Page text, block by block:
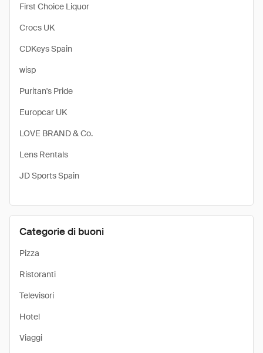
First Choice Liquor
Crocs UK
CDKeys Spain
wisp
Puritan's Pride
Europcar UK
LOVE BRAND & Co.
Lens Rentals
JD Sports Spain
Categorie di buoni
Pizza
Ristoranti
Televisori
Hotel
Viaggi